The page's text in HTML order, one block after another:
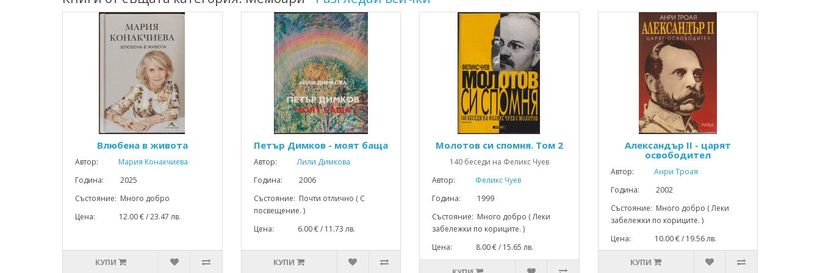
Влюбена в живота
Автор:
Мария Конакчиева
Година: 2025
Състояние: Много добро
Цена: 12.00 € / 23.47 лв.
КУПИ
Петър Димков - моят баща
Автор:
Лили Димкова
Година: 2006
Състояние: Почти отлично ( С
посвещение. )
Цена: 6.00 € / 11.73 лв.
КУПИ
Молотов си спомня. Том 2
140 беседи на Феликс Чуев
Автор:
Феликс Чуев
Година: 1999
Състояние: Много добро ( Леки
забележки по кориците. )
Цена: 8.00 € / 15.65 лв.
Александър II - царят
освободител
Автор:
Анри Троая
Година: 2002
Състояние: Много добро ( Леки
забележки по кориците. )
Цена: 10.00 € / 19.56 лв.
КУПИ